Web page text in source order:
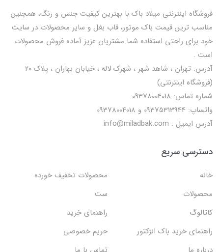
فروشگاه اینترنتی میلاد باک با بهترین کیفیت جنس و رنگ، همچنین
مناسب ترین قیمت باک موتور، قاب بغل و سایر محصولات در سایت
خود برای راحتی استفاده شما مشتریان عزیز آماده فروش محصولات
است .
آدرس: تهران ، شاهد شهر ، شهرک لاله ، خیابان بهاران ، پلاک ۲۰
(فروشگاه اینترنتی)
شماره تماس: 09378004018
واتساپ: 09375313944 و 09378004018
آدرس ایمیل : info@miladbak.com
دسترسی سریع
خانه
محصولات تخفیف خورده
محصولات
ست
کاتالوگ
راهنمای خرید
راهنمای خرید باک انژکتور
حریم خصوصی